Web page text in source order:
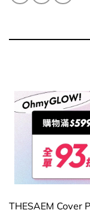
THESAEM Cover